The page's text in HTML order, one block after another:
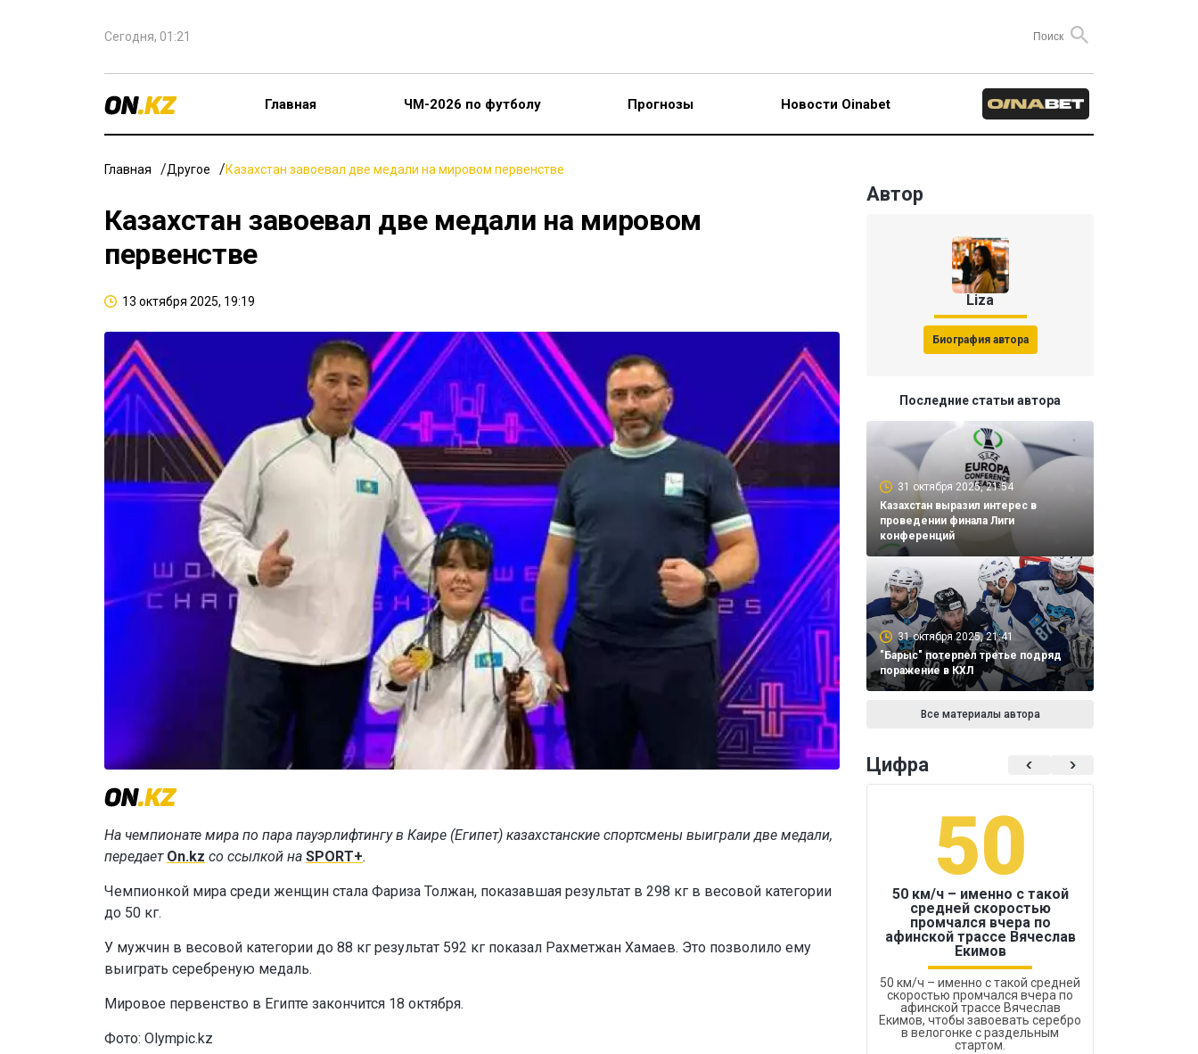
Сегодня, 01:21
Главная ЧМ-2026 по футболу Прогнозы Новости Oinabet
Главная Другое Казахстан завоевал две медали на мировом первенстве
Казахстан завоевал две медали на мировом
первенстве
13 октября 2025, 19:19
На чемпионате мира по пара пауэрлифтингу в Каире (Египет) казахстанские спортсмены выиграли две медали,
передает On.kz со ссылкой на SPORT+.
Чемпионкой мира среди женщин стала Фариза Толжан, показавшая результат в 298 кг в весовой категории
до 50 кг.
У мужчин в весовой категории до 88 кг результат 592 кг показал Рахметжан Хамаев. Это позволило ему
выиграть серебреную медаль.
Мировое первенство в Египте закончится 18 октября.
Фото: Olympic.kz
Автор
Liza
Биография автора
Последние статьи автора
31 октября 2025, 21:54
Казахстан выразил интерес в
проведении финала Лиги
конференций
31 октября 2025, 21:41
"Барыс" потерпел третье подряд
поражение в КХЛ
Все материалы автора
Цифра
50
50 км/ч – именно с такой
средней скоростью
промчался вчера по
афинской трассе Вячеслав
Екимов
50 км/ч – именно с такой средней
скоростью промчался вчера по
афинской трассе Вячеслав
Екимов, чтобы завоевать серебро
в велогонке с раздельным
стартом.